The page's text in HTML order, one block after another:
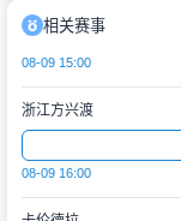
相关赛事
08-09 15:00
浙江方兴渡
08-09 16:00